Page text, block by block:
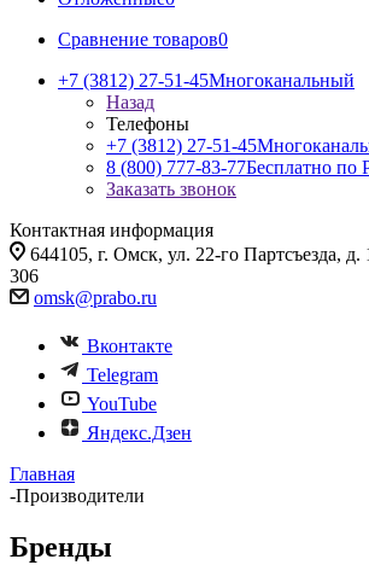
Сравнение товаров0
+7 (3812) 27-51-45Многоканальный
Назад
Телефоны
+7 (3812) 27-51-45
8 (800) 777-83-77Бесплатно по
Заказать звонок
Контактная информация
644105, г. Омск, ул. 22-го Партсъезда,
306
omsk@prabo.ru
Вконтакте
Telegram
YouTube
Яндекс.Дзен
Главная
-Производители
Бренды